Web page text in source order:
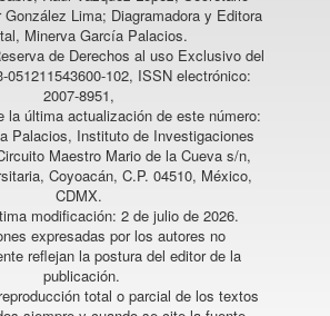
Lima; Diagramadora y Editora
Minerva García Palacios.
de Derechos al uso Exclusivo del
051211543600-102, ISSN electrónico:
2007-8951,
la última actualización de este número:
Palacios, Instituto de Investigaciones
Maestro Mario de la Cueva s/n,
Coyoacán, C.P. 04510, México,
CDMX.
modificación: 2 de julio de 2026.
expresadas por los autores no
reflejan la postura del editor de la
publicación.
total o parcial de los textos